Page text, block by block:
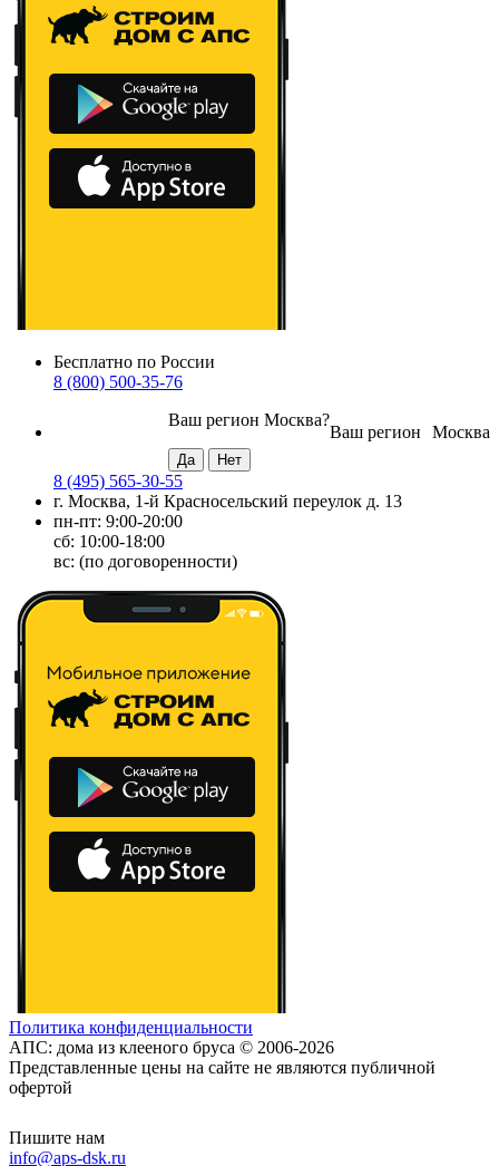
Бесплатно по России
8 (800) 500-35-76
Москва
Ваш регион
Ваш регион Москва?
8 (495) 565-30-55
г. Москва, 1-й Красносельский переулок д. 13
пн-пт: 9:00-20:00
сб: 10:00-18:00
вс: (по договоренности)
Политика конфиденциальности
АПС: дома из клееного бруса © 2006-2026
Представленные цены на сайте не являются публичной
офертой
Пишите нам
info@aps-dsk.ru